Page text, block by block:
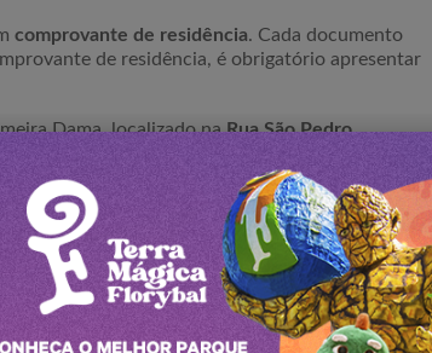
comprovante de residência. Cada documento
de residência, é obrigatório apresentar
Dama, localizado naRua São Pedro,
de Cidadania e Assistência Social, situada
em Gramado. O horário para realizar as
para a troca e a quantidade necessária para a